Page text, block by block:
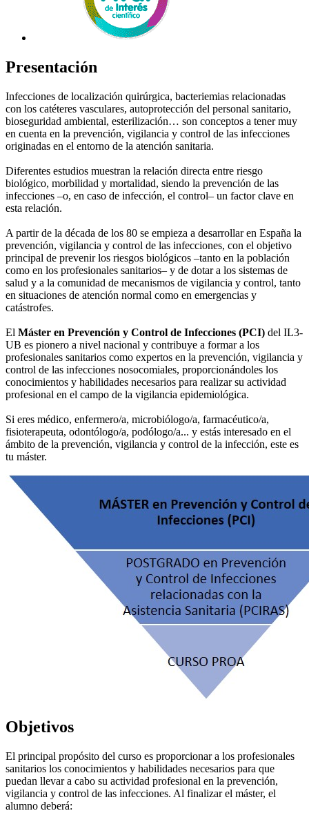
Presentación
Infecciones de localización quirúrgica, bacteriemias relacionadas
con los catéteres vasculares, autoprotección del personal sanitario,
bioseguridad ambiental, esterilización… son conceptos a tener muy
en cuenta en la prevención, vigilancia y control de las infecciones
originadas en el entorno de la atención sanitaria.
Diferentes estudios muestran la relación directa entre riesgo
biológico, morbilidad y mortalidad, siendo la prevención de las
infecciones –o, en caso de infección, el control– un factor clave en
esta relación.
A partir de la década de los 80 se empieza a desarrollar en España la
prevención, vigilancia y control de las infecciones, con el objetivo
principal de prevenir los riesgos biológicos –tanto en la población
como en los profesionales sanitarios– y de dotar a los sistemas de
salud y a la comunidad de mecanismos de vigilancia y control, tanto
en situaciones de atención normal como en emergencias y
catástrofes.
El Máster en Prevención y Control de Infecciones (PCI) del IL3-
UB es pionero a nivel nacional y contribuye a formar a los
profesionales sanitarios como expertos en la prevención, vigilancia y
control de las infecciones nosocomiales, proporcionándoles los
conocimientos y habilidades necesarios para realizar su actividad
profesional en el campo de la vigilancia epidemiológica.
Si eres médico, enfermero/a, microbiólogo/a, farmacéutico/a,
fisioterapeuta, odontólogo/a, podólogo/a... y estás interesado en el
ámbito de la prevención, vigilancia y control de la infección, este es
tu máster.
Objetivos
El principal propósito del curso es proporcionar a los profesionales
sanitarios los conocimientos y habilidades necesarios para que
puedan llevar a cabo su actividad profesional en la prevención,
vigilancia y control de las infecciones. Al finalizar el máster, el
alumno deberá: